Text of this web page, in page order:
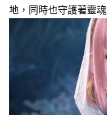
地，同時也守護著靈魂